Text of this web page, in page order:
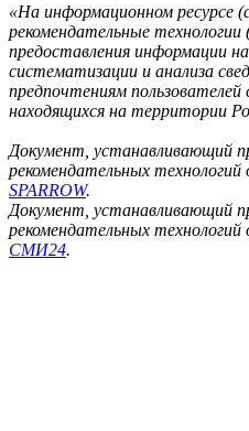
«На информационном ресурсе
рекомендательные
предоставления информации на
систематизации и анализа
предпочтениям
находящихся на территории
Документ, устанавливающий
рекомендательных
SPARROW.
Документ, устанавливающий
рекомендательных
СМИ24.